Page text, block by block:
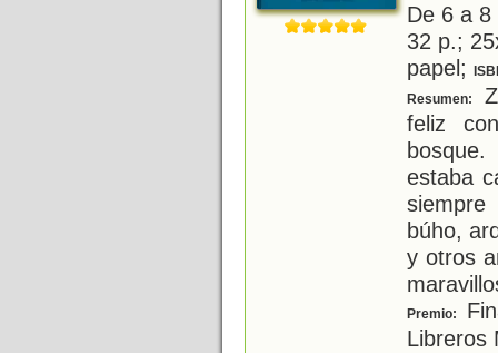
De 6 a
32 p.;
papel;
Resumen:
feliz
estaba
búho,
y otros
Premio:
Libreros